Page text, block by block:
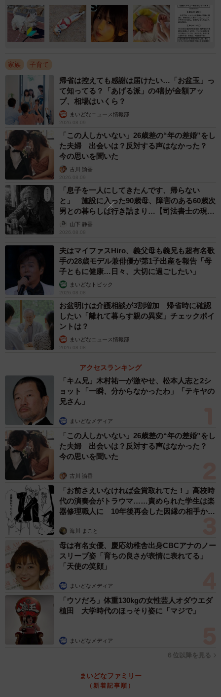
家族 子育て
帰省は控えても感謝は届けたい…「お盆玉」っ
て知ってる？「あげる派」の4割が金額アッ
プ、相場はいくら？
まいどなニュース情報部
2026.08.09
「この人しかいない」26歳差の“年の差婚”をし
た夫婦 出会いは？反対する声はなかった？
今の思いを聞いた
古川 諭香
2026.08.09
「息子を一人にしてきたんです、帰らない
と」 施設に入った90歳母、障害のある60歳次
男との暮らしは行き詰まり…【司法書士の現場
から】山下 静香
2026.08.08
夫はマイファスHiro、義父母も義兄も超有名歌
手の28歳モデル兼俳優が第1子出産を報告「母
子ともに健康…日々、大切に過ごしたい」
まいどなトピック
2026.08.08
お盆明けは介護相談が3割増加 帰省時に確認
したい「離れて暮らす親の異変」チェックポイ
ントは？
まいどなニュース情報部
2026.08.08
アクセスランキング
「キム兄」木村祐一が激やせ、松本人志と2シ
ョット「一瞬、分からなかったわ」「テキヤの
兄さん」
まいどなメディア
「この人しかいない」26歳差の“年の差婚”をし
た夫婦 出会いは？反対する声はなかった？
今の思いを聞いた
古川 諭香
「お前さえいなければ金賞取れてた！」高校時
代の演奏会がトラウマ……責められた学生は楽
器修理職人に 10年後再会した因縁の相手から
海川 まこと
母は有名女優、慶応幼稚舎出身CBCアナのノー
スリーブ姿「育ちの良さが表情に表れてる」
「天使の笑顔」
まいどなメディア
「ウソだろ」体重130kgの女性芸人オダウエダ
植田 大学時代のほっそり姿に「マジで」
まいどなメディア
６位以降を見る
まいどなファミリー
（新着記事順）